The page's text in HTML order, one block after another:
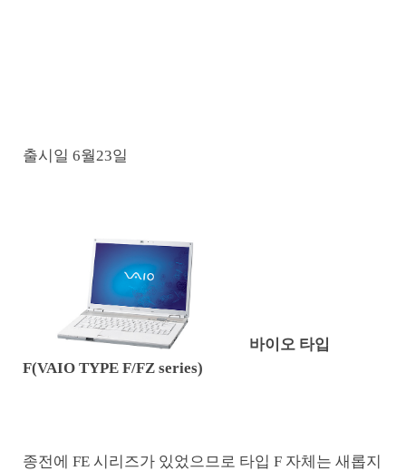
출시일 6월23일
바이오 타입
F(VAIO TYPE F/FZ series)
종전에 FE 시리즈가 있었으므로 타입 F 자체는 새롭지